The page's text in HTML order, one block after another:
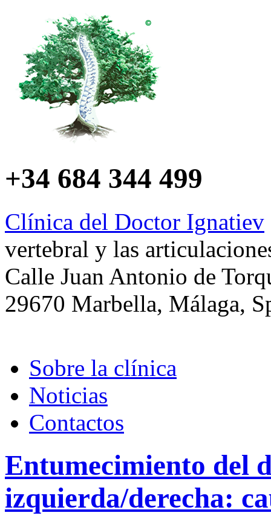
+34 684 344 499
Clínica del Doctor Ignatiev
vertebral y las
Calle Juan Antonio de
29670 Marbella, Málaga,
Sobre la clínica
Noticias
Contactos
Entumecimiento del
izquierda/derecha: